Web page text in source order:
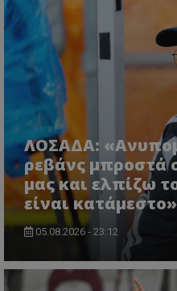
ΛΟΣΑΔΑ:
ρεβάνς μπροστά
μας και ελπίζω
είναι κατάμεστο»
05.08.2026 - 23:12